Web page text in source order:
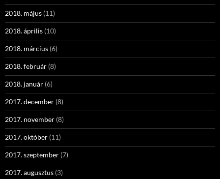
2018. május (11)
2018. április (10)
2018. március (6)
2018. február (8)
2018. január (6)
2017. december (8)
2017. november (8)
2017. október (11)
2017. szeptember (7)
2017. augusztus (3)